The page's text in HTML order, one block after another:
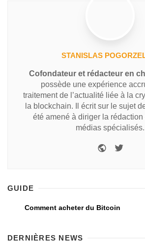
STANISLAS
Cofondateur et rédacteur en
possède une expérience
traitement de l’actualité liée à la
la blockchain. Il écrit sur le sujet
été amené à diriger la
médias spécialisés.
GUIDE
Comment acheter du Bitcoin
DERNIÈRES NEWS